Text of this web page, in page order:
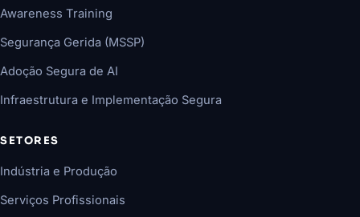
Awareness Training
Segurança Gerida (MSSP)
Adoção Segura de AI
Infraestrutura e Implementação Segura
SETORES
Indústria e Produção
Serviços Profissionais